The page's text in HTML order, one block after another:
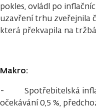
pokles, ovládl po
uzavření trhu zveřejnila
která překvapila na
Makro:
- Spotřebitelská
očekávání 0,5 %,